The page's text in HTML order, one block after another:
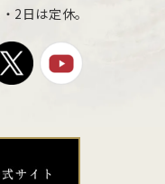
2日は定休。